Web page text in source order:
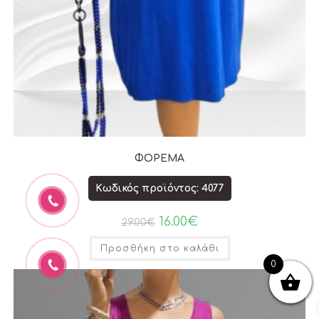
ΦΟΡΕΜΑ
Κωδικός προϊόντος: 4077
29.00€ 16.00€
Προσθήκη στο καλάθι
0